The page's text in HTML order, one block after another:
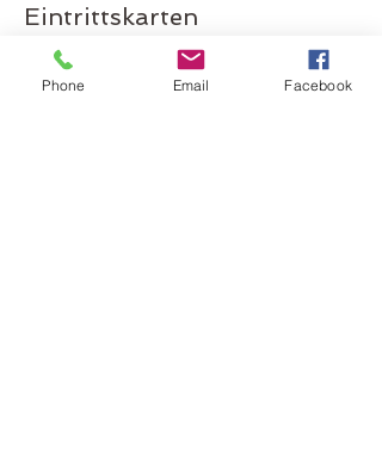
Eintrittskarten
Verkauf beendet
Phone Email Facebook